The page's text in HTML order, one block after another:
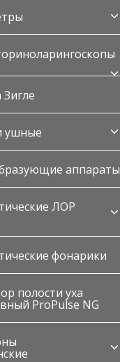
ушные
аппараты
ЛОР
фонарики
полости уха
ProPulse NG